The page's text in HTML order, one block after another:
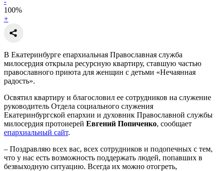
100%
+
В Екатеринбурге епархиальная Православная служба
милосердия открыла ресурсную квартиру, ставшую частью
православного приюта для женщин с детьми «Нечаянная
радость».
Освятил квартиру и благословил ее сотрудников на служение
руководитель Отдела социального служения
Екатеринбургской епархии и духовник Православной службы
милосердия протоиерей Евгений Попиченко, сообщает
епархиальный сайт.
– Поздравляю всех вас, всех сотрудников и подопечных с тем,
что у нас есть возможность поддержать людей, попавших в
безвыходную ситуацию. Всегда их можно отогреть,